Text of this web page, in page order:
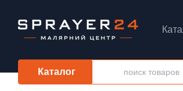
Каталог